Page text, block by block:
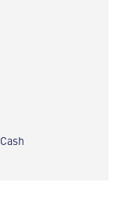
Cash